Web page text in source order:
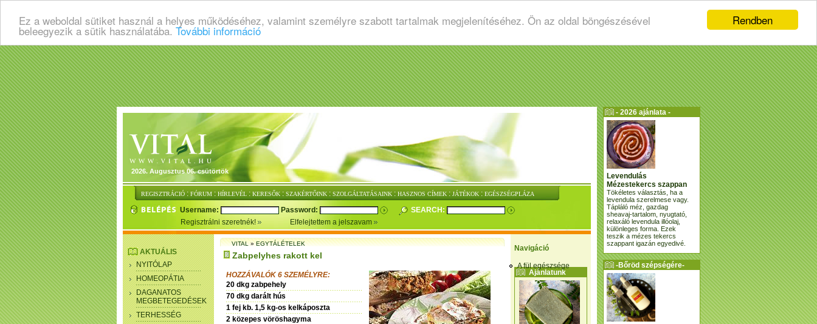
Rendben
Ez a weboldal sütiket használ a helyes működéséhez, valamint személyre szabott tartalmak megjelenítéséhez. Ön az oldal böngészésével
beleegyezik a sütik használatába. További információ
2026. Augusztus 06. csütörtök
REGISZTRÁCIÓ : FÓRUM : HÍRLEVÉL : KERESŐK : SZAKÉRTŐINK : SZOLGÁLTATÁSAINK : HASZNOS CÍMEK : JÁTÉKOK : EGÉSZSÉGPLÁZA
Username: Password:
SEARCH:
Regisztrálni szeretnék!
Elfelejtettem a jelszavam
Navigáció
A fül egészsége
Ajánlatunk
AKTUÁLIS
NYITÓLAP
HOMEOPÁTIA
DAGANATOS
MEGBETEGEDÉSEK
TERHESSÉG
VITAL»EGYTÁLÉTELEK
Zabpelyhes rakott kel
HOZZÁVALÓK 6 SZEMÉLYRE:
20 dkg zabpehely
70 dkg darált hús
1 fej kb. 1,5 kg-os kelkáposzta
2 közepes vöröshagyma
- 2026 ajánlata -
Levendulás
Mézestekercs szappan
Tökéletes választás, ha a
levendula szerelmese vagy.
Tápláló méz, gazdag
sheavaj-tartalom, nyugtató,
relaxáló levendula illóolaj,
különleges forma. Ezek
teszik a mézes tekercs
szappant igazán egyedivé.
-Bőröd szépségére-